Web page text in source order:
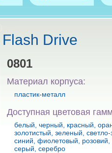
Drive
0801
Материал корпуса:
пластик-металл
Доступная цветовая
белый, черный, красный,
золотистый, зеленый, светло-
синий, фиолетовый, розовий,
серый, серебро